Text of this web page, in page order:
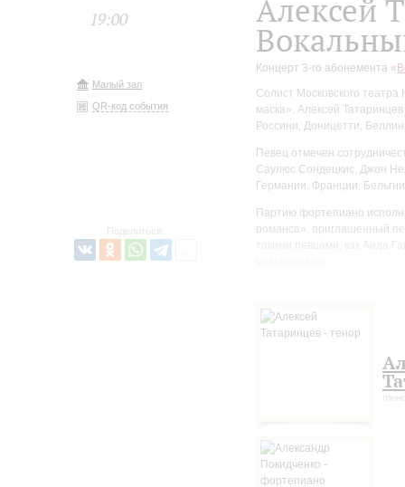
19:00
Малый зал
QR-код события
Поделиться:
Алексей
Концерт 3-го абонемента «
Солист Московского
маска», Алексей
Россини, Доницетти,
Певец отмечен
Саулюс Сондецкис, Джон
Германии, Франции,
Партию фортепиано
романса», приглашенный